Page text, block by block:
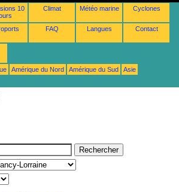
10
Climat Météo marine Cyclones
FAQ Langues Contact
Amérique du Nord Amérique du Sud
Asie